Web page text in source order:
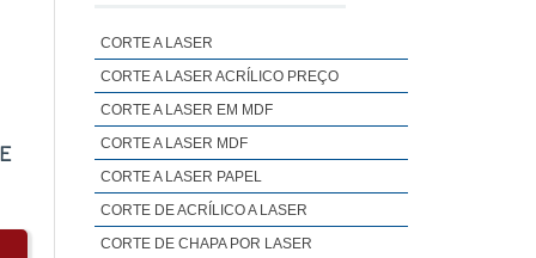
CORTE A LASER
CORTE A LASER ACRÍLICO PREÇO
CORTE A LASER EM MDF
CORTE A LASER MDF
CORTE A LASER PAPEL
CORTE DE ACRÍLICO A LASER
CORTE DE CHAPA POR LASER